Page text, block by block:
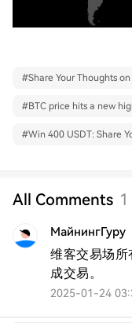
#Share Your Thoughts
#BTC price hits a new
#Win 400 USDT: Share
All Comments 1
МайнингГуру
维客交易场
成交易。
2025-01-24